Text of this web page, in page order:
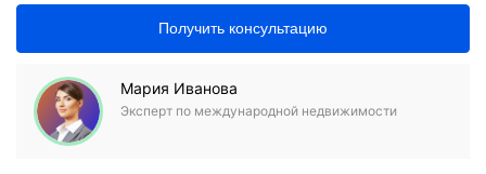
Получить консультацию
Мария Иванова
Эксперт по международной недвижимости